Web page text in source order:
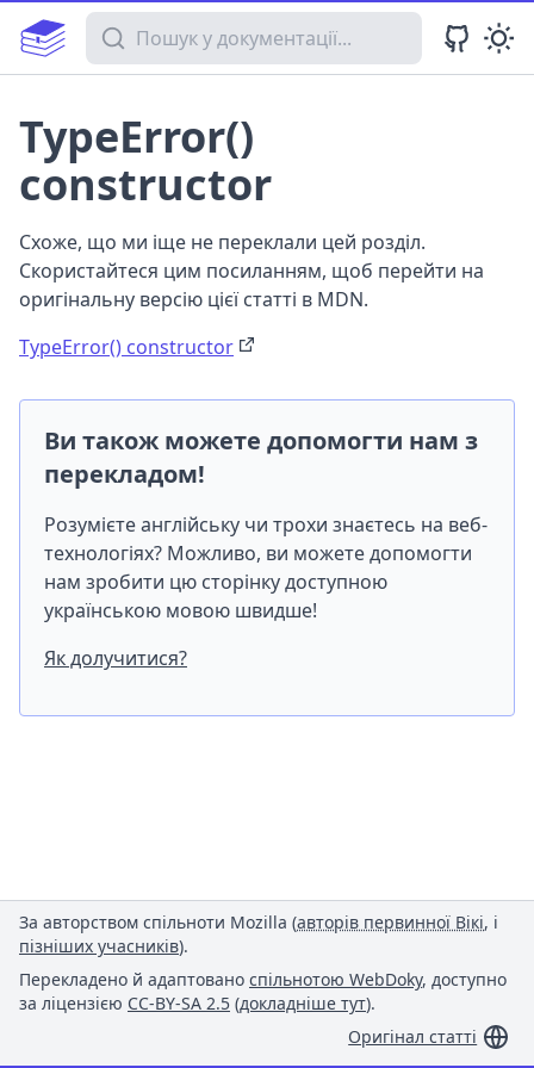
Пошук у документації
TypeError()
constructor
Схоже, що ми іще не переклали цей розділ.
Скористайтеся цим посиланням, щоб перейти на
оригінальну версію цієї статті в MDN.
TypeError() constructor
Ви також можете допомогти нам з
перекладом!
Розумієте англійську чи трохи знаєтесь на веб-
технологіях? Можливо, ви можете допомогти
нам зробити цю сторінку доступною
українською мовою швидше!
Як долучитися?
За авторством спільноти Mozilla (авторів первинної Вікі, і
пізніших учасників).
Перекладено й адаптовано спільнотою WebDoky, доступно
за ліцензією CC-BY-SA 2.5 (докладніше тут).
Оригінал статті